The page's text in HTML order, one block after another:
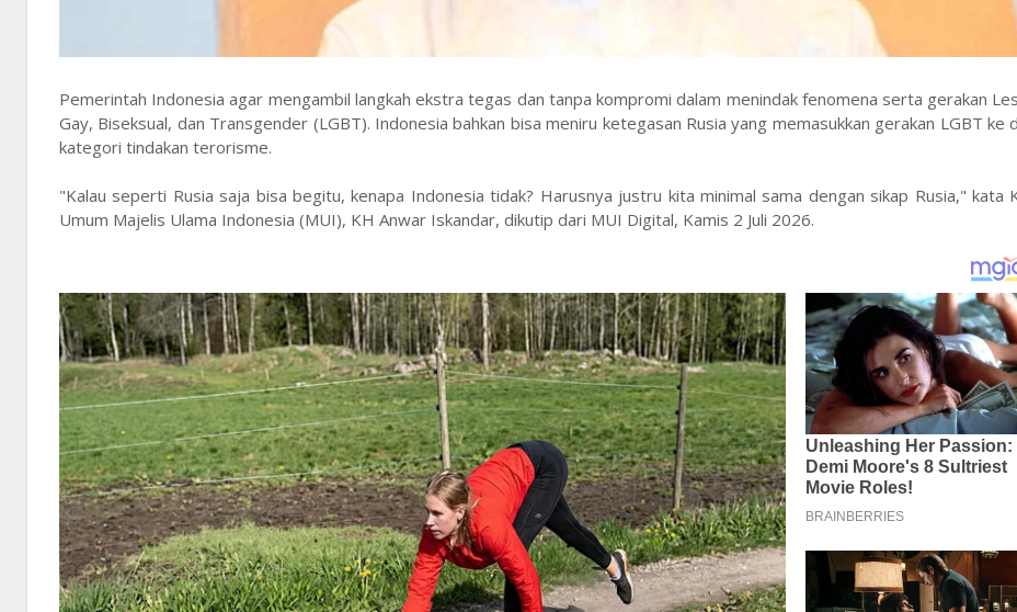
Pemerintah Indonesia agar mengambil langkah ekstra tegas dan tanpa kompromi dalam menindak fenomena serta gerakan
Gay, Biseksual, dan Transgender (LGBT). Indonesia bahkan bisa meniru ketegasan Rusia yang memasukkan gerakan LGBT ke
kategori tindakan terorisme.
"Kalau seperti Rusia saja bisa begitu, kenapa Indonesia tidak? Harusnya justru kita minimal sama dengan sikap Rusia," kata
Umum Majelis Ulama Indonesia (MUI), KH Anwar Iskandar, dikutip dari MUI Digital, Kamis 2 Juli 2026.